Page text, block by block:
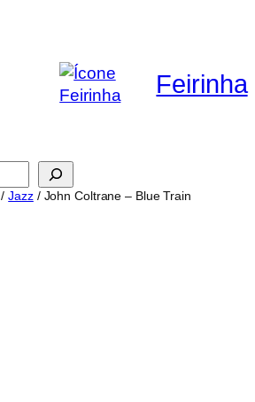
Feirinha
/Jazz/ John Coltrane – Blue Train